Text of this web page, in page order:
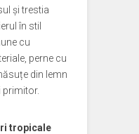
și trestia
în stil
cu
perne cu
din lemn
primitor.
tropicale